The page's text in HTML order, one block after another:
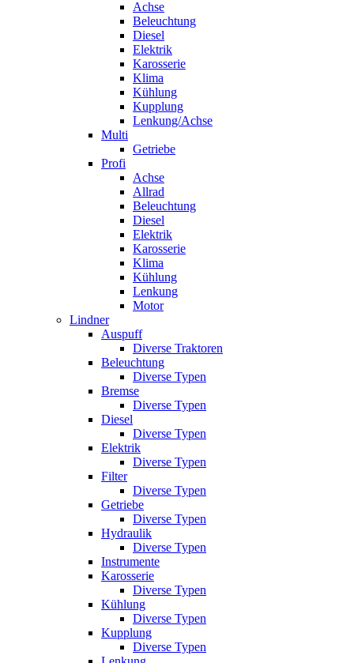
Achse
Beleuchtung
Diesel
Elektrik
Karosserie
Klima
Kühlung
Kupplung
Lenkung/Achse
Multi
Getriebe
Profi
Achse
Allrad
Beleuchtung
Diesel
Elektrik
Karosserie
Klima
Kühlung
Lenkung
Motor
Lindner
Auspuff
Diverse Traktoren
Beleuchtung
Diverse Typen
Bremse
Diverse Typen
Diesel
Diverse Typen
Elektrik
Diverse Typen
Filter
Diverse Typen
Getriebe
Diverse Typen
Hydraulik
Diverse Typen
Instrumente
Karosserie
Diverse Typen
Kühlung
Diverse Typen
Kupplung
Diverse Typen